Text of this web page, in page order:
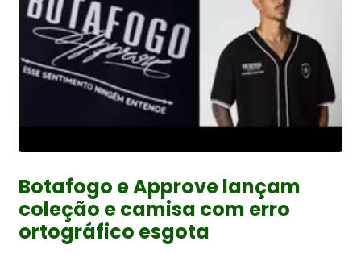
Botafogo e Approve lançam
coleção e camisa com erro
ortográfico esgota